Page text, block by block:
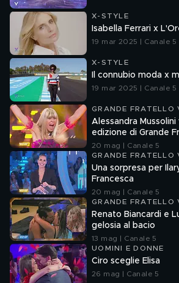
X-STYLE
Isabella Ferrari x
19 mar 2025 | Canale 5
X-STYLE
Il connubio moda x
19 mar 2025 | Canale 5
GRANDE FRATELLO
Alessandra
edizione di Grande
20 mag | Canale 5
GRANDE FRATELLO
Una sorpresa per
Francesca
20 mag | Canale 5
GRANDE FRATELLO
Renato Biancardi e
gelosia al bacio
13 mag | Canale 5
UOMINI E DONNE
Ciro sceglie Elisa
26 mag | Canale 5